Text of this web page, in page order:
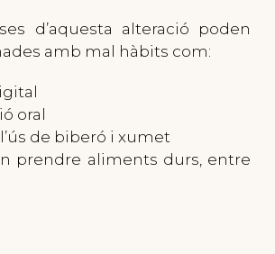
d’aquesta alteració poden
amb mal hàbits com:
oral
de biberó i xumet
prendre aliments durs, entre